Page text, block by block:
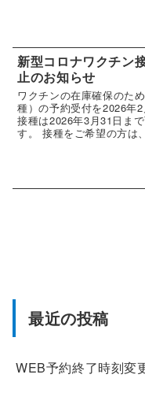
新型コロナワクチン
止のお知らせ
ワクチンの在庫確保のた
種）の予約受付を2026年
接種は2026年3月31日ま
す。 接種をご希望の方は
最近の投稿
WEB予約終了時刻変